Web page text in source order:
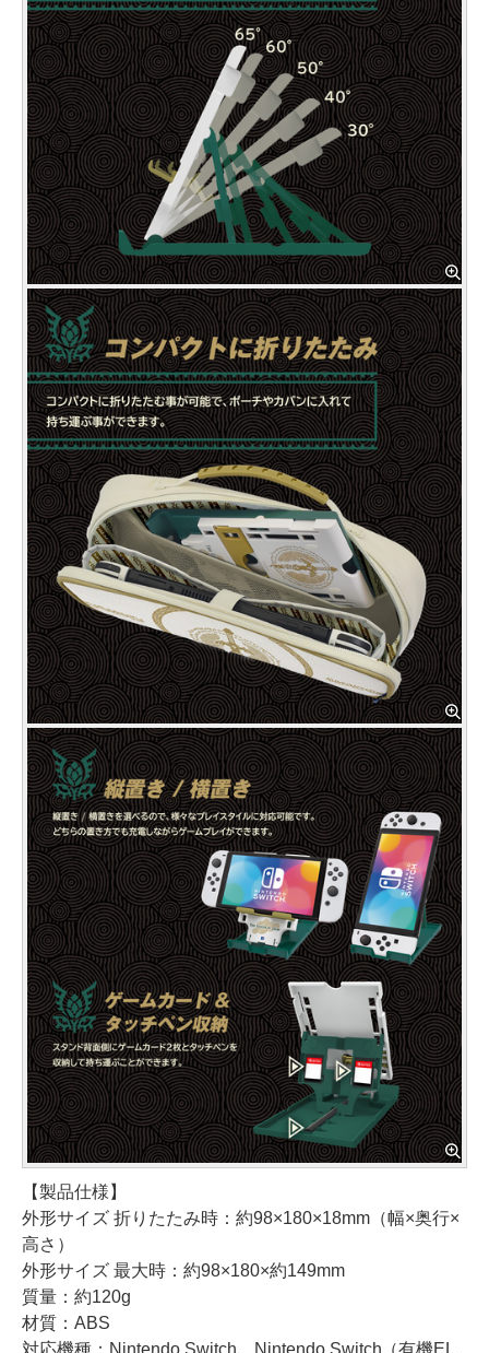
【製品仕様】
外形サイズ 折りたたみ時：約98×180×18mm（幅×奥行×
高さ）
外形サイズ 最大時：約98×180×約149mm
質量：約120g
材質：ABS
対応機種：Nintendo Switch、Nintendo Switch（有機EL